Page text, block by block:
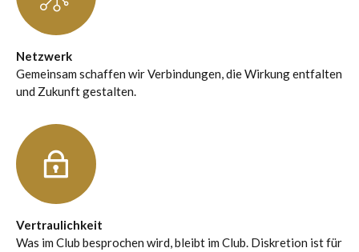
Netzwerk
Gemeinsam schaffen wir Verbindungen, die Wirkung entfalten
und Zukunft gestalten.
Vertraulichkeit
Was im Club besprochen wird, bleibt im Club. Diskretion ist für